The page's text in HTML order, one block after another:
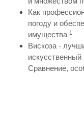
Как
погоду и
имущества 1
Вискоза -
Сравнение,